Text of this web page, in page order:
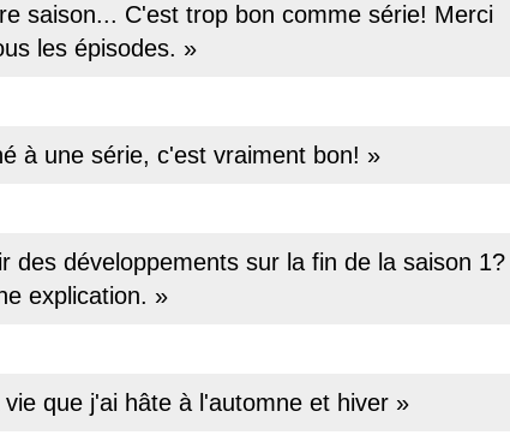
saison... C'est trop bon comme série! Merci
les épisodes. »
à une série, c'est vraiment bon! »
des développements sur la fin de la saison 1?
explication. »
que j'ai hâte à l'automne et hiver »